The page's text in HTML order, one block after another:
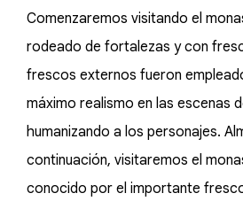
Comenzaremos visitando el
rodeado de fortalezas y con
frescos externos fueron
máximo realismo en las escenas
humanizando a los personajes.
continuación, visitaremos el
conocido por el importante